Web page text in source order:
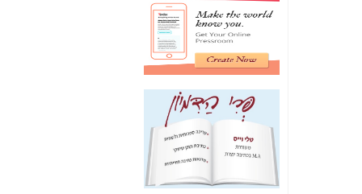
מה מקור ה-Fake
News שהביא לתפירת
תיק לביבי והעלמת
החשודים הנכונים -כאן
אחת הרגליים של "תיק
4000 התפור"
התמוטטה היום
בניצחון (כפול) של בזק
-
כאן
איך כתבות מפנקות